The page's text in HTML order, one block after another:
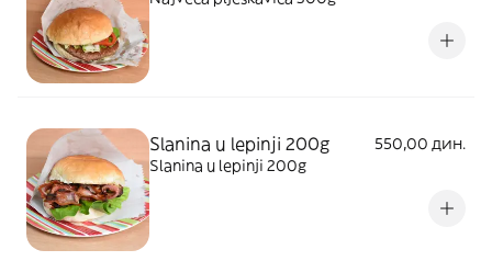
Slanina u lepinji 200g
550,00 дин.
Slanina u lepinji 200g